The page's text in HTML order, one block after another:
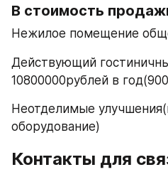
В стоимость
Нежилое помещение
Действующий
10800000рублей в
Неотделимые
оборудование)
Контакты для